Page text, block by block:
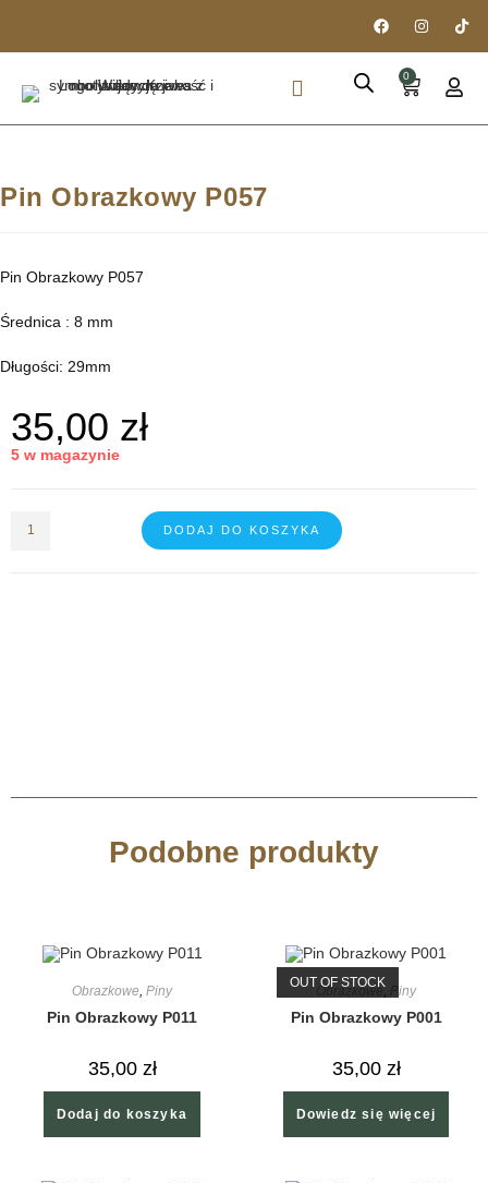
0
Pin Obrazkowy P057
Pin Obrazkowy P057
Średnica : 8 mm
Długości: 29mm
35,00 zł
5 w magazynie
DODAJ DO KOSZYKA
Podobne produkty
Obrazkowe, Piny
Pin Obrazkowy P011
35,00 zł
Dodaj do koszyka
OUT OF STOCK
Obrazkowe , Piny
Pin Obrazkowy P001
35,00 zł
Dowiedz się więcej